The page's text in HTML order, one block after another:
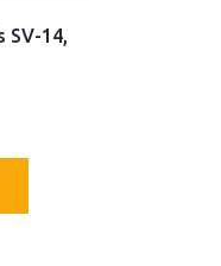
SV-14,